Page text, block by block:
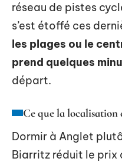
réseau de pistes
s’est étoffé ces
les plages ou le
prend quelques
départ.
Ce que la
Dormir à Anglet
Biarritz réduit le prix